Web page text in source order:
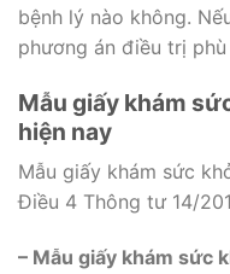
bệnh lý nào không.
phương án điều trị phù
Mẫu giấy khám
hiện nay
Mẫu giấy khám sức
Điều 4 Thông tư 14/
– Mẫu giấy khám sức